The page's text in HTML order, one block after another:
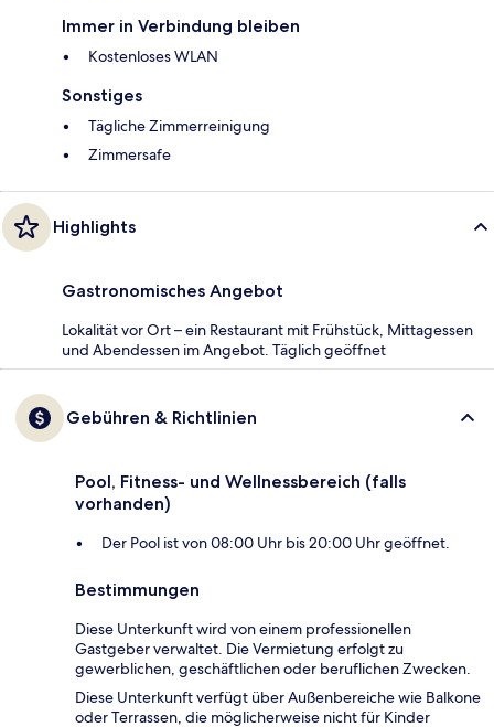
Immer in Verbindung bleiben
Kostenloses WLAN
Sonstiges
Tägliche Zimmerreinigung
Zimmersafe
Highlights
Gastronomisches Angebot
Lokalität vor Ort – ein Restaurant mit Frühstück, Mittagessen
und Abendessen im Angebot. Täglich geöffnet
Gebühren & Richtlinien
Pool, Fitness- und Wellnessbereich (falls
vorhanden)
Der Pool ist von 08:00 Uhr bis 20:00 Uhr geöffnet.
Bestimmungen
Diese Unterkunft wird von einem professionellen
Gastgeber verwaltet. Die Vermietung erfolgt zu
gewerblichen, geschäftlichen oder beruflichen Zwecken.
Diese Unterkunft verfügt über Außenbereiche wie Balkone
oder Terrassen, die möglicherweise nicht für Kinder